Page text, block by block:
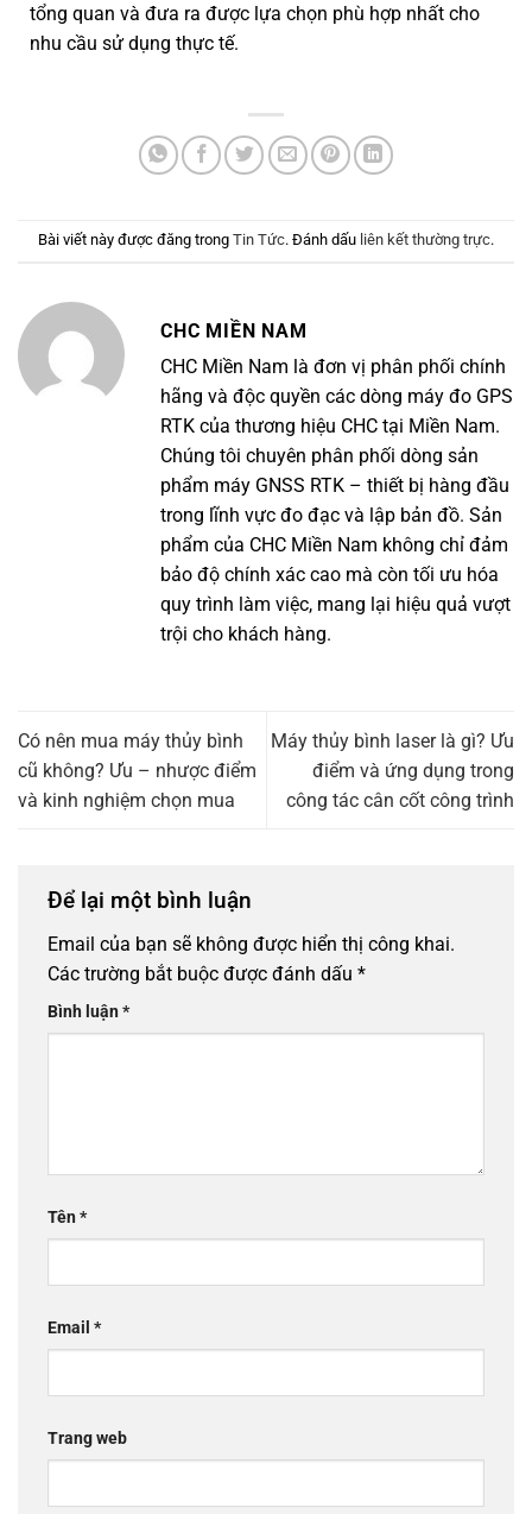
tổng quan và đưa ra được lựa chọn phù hợp nhất cho
nhu cầu sử dụng thực tế.
Bài viết này được đăng trong Tin Tức. Đánh dấu liên kết thường trực.
CHC MIỀN NAM
CHC Miền Nam là đơn vị phân phối chính
hãng và độc quyền các dòng máy đo GPS
RTK của thương hiệu CHC tại Miền Nam.
Chúng tôi chuyên phân phối dòng sản
phẩm máy GNSS RTK – thiết bị hàng đầu
trong lĩnh vực đo đạc và lập bản đồ. Sản
phẩm của CHC Miền Nam không chỉ đảm
bảo độ chính xác cao mà còn tối ưu hóa
quy trình làm việc, mang lại hiệu quả vượt
trội cho khách hàng.
Có nên mua máy thủy bình
cũ không? Ưu – nhược điểm
và kinh nghiệm chọn mua
Máy thủy bình laser là gì? Ưu
điểm và ứng dụng trong
công tác cân cốt công trình
Để lại một bình luận
Email của bạn sẽ không được hiển thị công khai.
Các trường bắt buộc được đánh dấu *
Bình luận*
Tên*
Email *
Trang web